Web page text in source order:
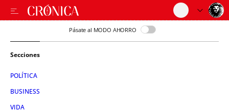
Pásate al MODO AHORRO
Secciones
POLÍTICA
BUSINESS
VIDA